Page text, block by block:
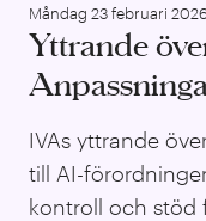
Måndag 23 februari 2026
Yttrande
IVAs yttrande
till AI-
kontroll och stöd